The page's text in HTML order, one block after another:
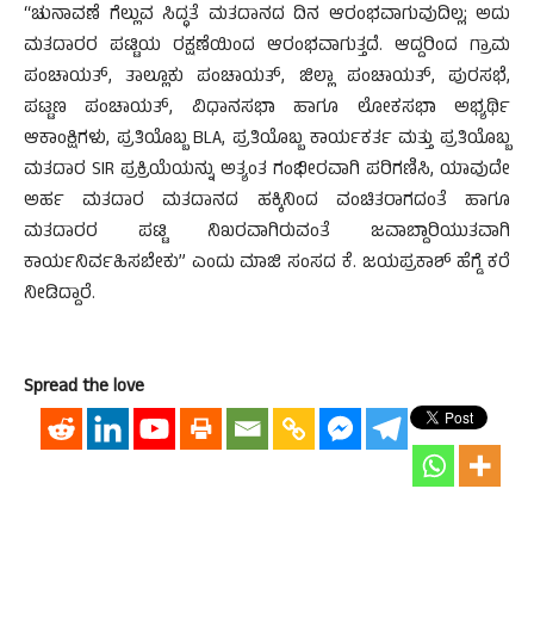
“ಚುನಾವಣೆ ಗೆಲ್ಲುವ ಸಿದ್ಧತೆ ಮತದಾನದ ದಿನ ಆರಂಭವಾಗುವುದಿಲ್ಲ; ಅದು
ಮತದಾರರ ಪಟ್ಟಿಯ ರಕ್ಷಣೆಯಿಂದ ಆರಂಭವಾಗುತ್ತದೆ. ಆದ್ದರಿಂದ ಗ್ರಾಮ
ಪಂಚಾಯತ್, ತಾಲ್ಲೂಕು ಪಂಚಾಯತ್, ಜಿಲ್ಲಾ ಪಂಚಾಯತ್, ಪುರಸಭೆ,
ಪಟ್ಟಣ ಪಂಚಾಯತ್, ವಿಧಾನಸಭಾ ಹಾಗೂ ಲೋಕಸಭಾ ಅಭ್ಯರ್ಥಿ
ಆಕಾಂಕ್ಷಿಗಳು, ಪ್ರತಿಯೊಬ್ಬ BLA, ಪ್ರತಿಯೊಬ್ಬ ಕಾರ್ಯಕರ್ತ ಮತ್ತು ಪ್ರತಿಯೊಬ್ಬ
ಮತದಾರ SIR ಪ್ರಕ್ರಿಯೆಯನ್ನು ಅತ್ಯಂತ ಗಂಭೀರವಾಗಿ ಪರಿಗಣಿಸಿ, ಯಾವುದೇ
ಅರ್ಹ ಮತದಾರ ಮತದಾನದ ಹಕ್ಕಿನಿಂದ ವಂಚಿತರಾಗದಂತೆ ಹಾಗೂ
ಮತದಾರರ ಪಟ್ಟಿ ನಿಖರವಾಗಿರುವಂತೆ ಜವಾಬ್ದಾರಿಯುತವಾಗಿ
ಕಾರ್ಯನಿರ್ವಹಿಸಬೇಕು” ಎಂದು ಮಾಜಿ ಸಂಸದ ಕೆ. ಜಯಪ್ರಕಾಶ್ ಹೆಗ್ಡೆ ಕರೆ
ನೀಡಿದ್ದಾರೆ.
Spread the love